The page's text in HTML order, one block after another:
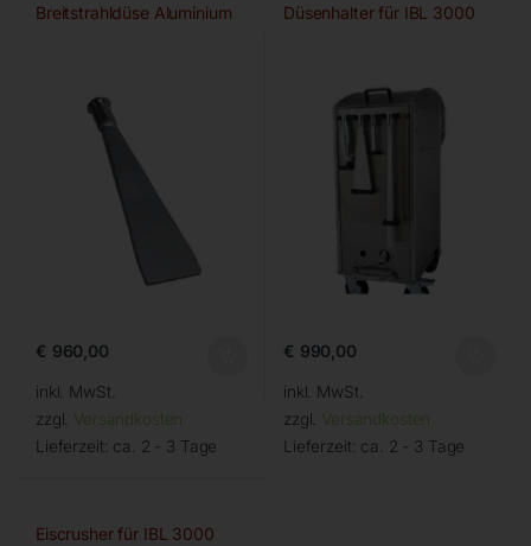
Breitstrahldüse Aluminium
€ 960,00
inkl. MwSt.
zzgl. Versandkosten
Lieferzeit: ca. 2 - 3 Tage
Düsenhalter für IBL 3000
€ 990,00
inkl. MwSt.
zzgl. Versandkosten
Lieferzeit: ca. 2 - 3 Tage
Eiscrusher für IBL 3000